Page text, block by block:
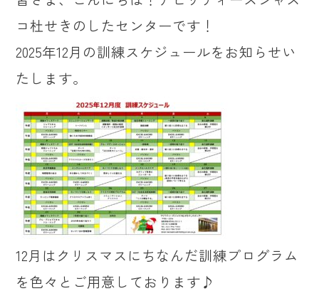
コ杜せきのしたセンターです！
2025年12月の訓練スケジュールをお知らせい
たします。
12月はクリスマスにちなんだ訓練プログラム
を色々とご用意しております♪